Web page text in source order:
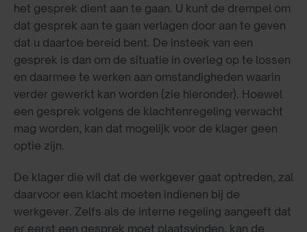
het gesprek dient aan te gaan. U kunt de drempel om
dat gesprek aan te gaan verlagen door aan te geven
dat u daartoe bereid bent. De insteek van een
gesprek is dan om de situatie in overleg op te lossen
en daarmee te werken aan omstandigheden waarin
verder gewerkt kan worden (zie hieronder). Hoewel
een gesprek volgens de klachtenregeling verwacht
mag worden, kan dat mogelijk voor de klager geen
optie zijn.
De klager die wil dat de werkgever gaat optreden, zal
daarvoor een klacht moeten indienen bij de
werkgever. Zelfs als de interne regeling aangeeft dat
er eerst een gesprek moet plaatsvinden, kan de